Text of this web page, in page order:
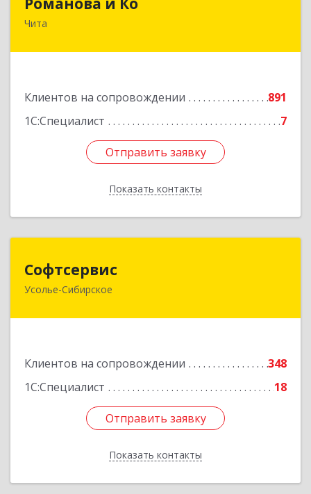
Чита
Клиентов на сопровождении
891
1С:Специалист
7
Отправить заявку
Показать контакты
672000, Забайкальский край, Чита г, Анохина
Отправить заявку
Назад
Софтсервис
Усолье-Сибирское
Клиентов на сопровождении
348
1С:Специалист
18
Отправить заявку
Показать контакты
665451, Иркутская обл, Усолье-Сибирское г,
Отправить заявку
Назад